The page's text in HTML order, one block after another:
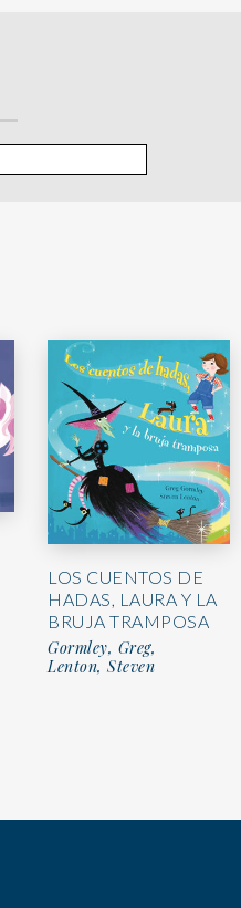
LOS CUENTOS DE
HADAS, LAURA Y LA
BRUJA TRAMPOSA
Gormley, Greg,
Lenton, Steven